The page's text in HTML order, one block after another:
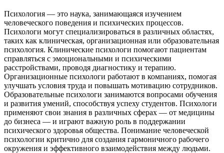
Психология — это наука, занимающаяся изучением
человеческого поведения и психических процессов.
Психологи могут специализироваться в различных областях,
таких как клиническая, организационная или образовательная
психология. Клинические психологи помогают пациентам
справляться с эмоциональными и психическими
расстройствами, проводя диагностику и терапию.
Организационные психологи работают в компаниях, помогая
улучшать условия труда и повышать мотивацию сотрудников.
Образовательные психологи занимаются вопросами обучения
и развития умений, способствуя успеху студентов. Психологи
применяют свои знания в различных сферах — от медицины
до бизнеса — и играют важную роль в поддержании
психического здоровья общества. Понимание человеческой
психологии критично для создания гармоничного рабочего
окружения и эффективного взаимодействия между людьми.